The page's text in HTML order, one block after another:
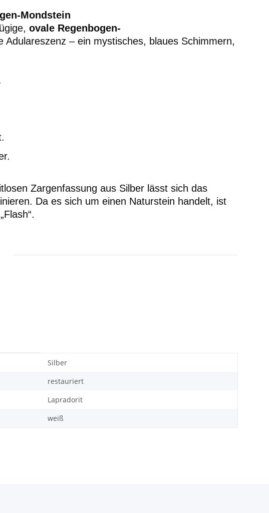
Mondstein
ovale Regenbogen-
– ein mystisches, blaues Schimmern,
Zargenfassung aus Silber lässt sich das
Da es sich um einen Naturstein handelt, ist
Silber
restauriert
Lapradorit
weiß